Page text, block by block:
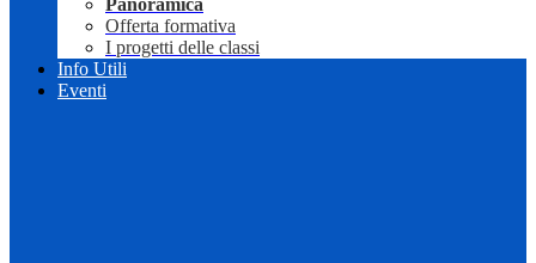
Panoramica
Offerta formativa
I progetti delle classi
Info Utili
Eventi